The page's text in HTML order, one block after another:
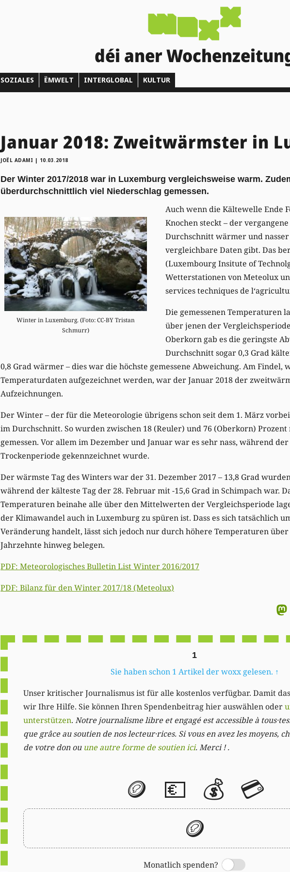
déi aner
SOZIALES ËMWELT INTERGLOBAL KULTUR
Januar 2018: Zweitwärmster in
JOËL ADAMI | 10.03.2018
Der Winter 2017/2018 war in Luxemburg vergleichsweise warm.
überdurchschnittlich viel Niederschlag gemessen.
Winter in Luxemburg. (Foto: CC-BY Tristan
Schmurr)
Auch wenn die Kältewelle Ende
Knochen steckt – der
Durchschnitt wärmer und
vergleichbare Daten gibt. Das
(Luxembourg Insitute of
Wetterstationen von Meteolux
services techniques de
Die gemessenen Temperaturen
über jenen der
Oberkorn gab es die geringste
Durchschnitt sogar 0,3 Grad
0,8 Grad wärmer – dies war die höchste gemessene Abweichung. Am Findel,
Temperaturdaten aufgezeichnet werden, war der Januar 2018 der
Aufzeichnungen.
Der Winter – der für die Meteorologie übrigens schon seit dem 1. März
im Durchschnitt. So wurden zwischen 18 (Reuler) und 76 (Oberkorn)
gemessen. Vor allem im Dezember und Januar war es sehr nass, während
Trockenperiode gekennzeichnet wurde.
Der wärmste Tag des Winters war der 31. Dezember 2017 – 13,8 Grad
während der kälteste Tag der 28. Februar mit -15,6 Grad in Schimpach war.
Temperaturen beinahe alle über den Mittelwerten der Vergleichsperiode
der Klimawandel auch in Luxemburg zu spüren ist. Dass es sich tatsächlich
Veränderung handelt, lässt sich jedoch nur durch höhere Temperaturen
Jahrzehnte hinweg belegen.
PDF: Meteorologisches Bulletin List Winter 2016/2017
PDF: Bilanz für den Winter 2017/18 (Meteolux)
1
Sie haben schon 1 Artikel der woxx gelesen. ↑
Unser kritischer Journalismus ist für alle kostenlos verfügbar. Damit
wir Ihre Hilfe. Sie können Ihren Spendenbeitrag hier auswählen oder
unterstützen. Notre journalisme libre et engagé est accessible à
que grâce au soutien de nos lecteur·rices. Si vous en avez les moyens,
de votre don ou une autre forme de soutien ici. Merci ! .
🪙 💶 💰 💳
🪙
Monatlich spenden?
Switch